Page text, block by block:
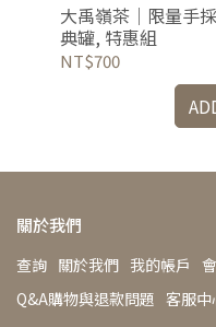
大禹嶺茶｜限量手
典罐, 特惠組
NT$700
關於我們
查詢 關於我們 我的帳戶
Q&A購物與退款問題 客服中